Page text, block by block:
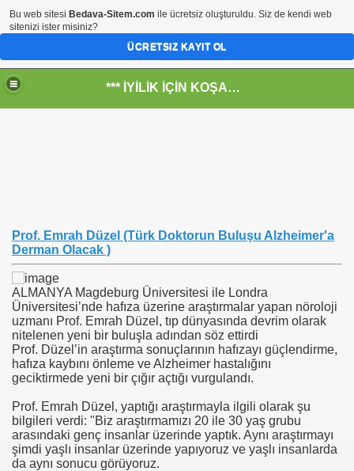
*** İYİLİK İÇİN KOŞANLARIN YERİ***
Prof. Emrah Düzel (Türk Doktorun Buluşu Alzheimer'a
Derman Olacak )
ALMANYA Magdeburg Üniversitesi ile Londra
Üniversitesi’nde hafıza üzerine araştırmalar yapan nöroloji
uzmanı Prof. Emrah Düzel, tıp dünyasında devrim olarak
nitelenen yeni bir buluşla adından söz ettirdi
Prof. Düzel’in araştırma sonuçlarının hafızayı güçlendirme,
hafıza kaybını önleme ve Alzheimer hastalığını
geciktirmede yeni bir çığır açtığı vurgulandı.
Prof. Emrah Düzel, yaptığı araştırmayla ilgili olarak şu
bilgileri verdi: "Biz araştırmamızı 20 ile 30 yaş grubu
arasındaki genç insanlar üzerinde yaptık. Aynı araştırmayı
şimdi yaşlı insanlar üzerinde yapıyoruz ve yaşlı insanlarda
da aynı sonucu görüyoruz.
- HİDROJEN ENERJİ MRK *NASIL ENGELLENDİ* !!!
-Engellenen Mühendis !!!
Halal Food
Bu web sitesi Bedava-Sitem.com ile ücretsiz oluşturuldu. Siz de kendi web
sitenizi ister misiniz?
ÜCRETSIZ KAYIT OL